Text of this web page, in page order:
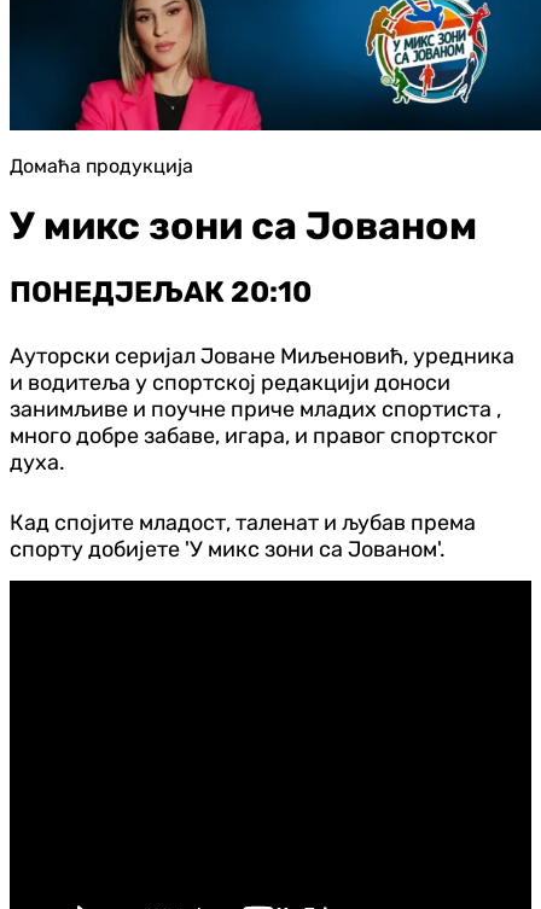
Домаћа продукција
У микс зони са Јованом
ПОНЕДЈЕЉАК 20:10
Ауторски серијал Јоване Миљеновић, уредника
и водитеља у спортској редакцији доноси
занимљиве и поучне приче младих спортиста ,
много добре забаве, игара, и правог спортског
духа.
Кад спојите младост, таленат и љубав према
спорту добијете 'У микс зони са Јованом'.